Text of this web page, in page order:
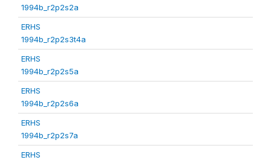
1994b_r2p2s2a
ERHS
1994b_r2p2s3t4a
ERHS
1994b_r2p2s5a
ERHS
1994b_r2p2s6a
ERHS
1994b_r2p2s7a
ERHS